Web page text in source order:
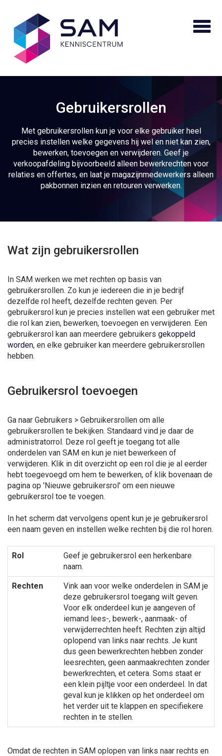
Gebruikersrollen
Met gebruikersrollen kun je voor elke gebruiker heel
precies instellen welke gegevens hij wel en niet kan zien,
bewerken, toevoegen en verwijderen. Geef je
verkoopafdeling bijvoorbeeld alleen bewerkrechten voor
relaties en offertes, en laat je magazijnmedewerkers alleen
pakbonnen inzien en retouren verwerken.
Wat zijn gebruikersrollen
In SAM werken we met rechten op basis van
gebruikersrollen. Zo kun je iedereen die in je bedrijf
dezelfde rol heeft, dezelfde rechten geven. Per
gebruikersrol kun je precies instellen wat een gebruiker met
die rol kan zien, bewerken, toevoegen en verwijderen. Een
gebruikersrol kan aan meerdere gebruikers gekoppeld
worden, en elke gebruiker kan meerdere gebruikersrollen
hebben.
Gebruikersrol toevoegen
Ga naar Gebruikers > Gebruikersrollen om alle
gebruikersrollen te bekijken. Standaard vind je daar de
administratorrol. Deze rol geeft je toegang tot alle
onderdelen van SAM en kun je niet bewerkeen of
verwijderen. Klik in dit overzicht op een rol die je al eerder
hebt toegevoegd om hem te bewerken, of klik bovenaan de
pagina op 'Nieuwe gebruikersrol' om een nieuwe
gebruikersrol toe te voegen.
In het scherm dat vervolgens opent kun je je gebruikersrol
een naam geven en instellen welke rechten bij die rol horen.
Rol
Geef je gebruikersrol een herkenbare
naam.
Rechten
Vink aan voor welke onderdelen in SAM je
deze gebruikersrol toegang wilt geven.
Voor elk onderdeel kun je aangeven of
iemand lees-, bewerk-, aanmaak- of
verwijderrechten heeft. Rechten zijn altijd
oplopend van links naar rechts. Je kunt
dus geen bewerkrechten hebben zonder
leesrechten, geen aanmaakrechten zonder
bewerkrechten, et cetera. Soms staat er
een klein pijltje voor een onderdeel. In dat
geval kun je klikken op het onderdeel om
het verder uit te klappen en specifiekere
rechten in te stellen.
Omdat de rechten in SAM oplopen van links naar rechts en